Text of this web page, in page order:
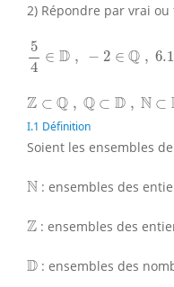
2) Répondre par vrai ou
5
4
∈ D , − 2 ∈ Q ,
54
Z ⊂ Q , Q ⊂ D , N ⊂
Z ⊂Q,Q ⊂D, N⊂ D
I.1 Définition
Soient les ensembles
N
N : ensembles des
Z
Z : ensembles des
D
D : ensembles des